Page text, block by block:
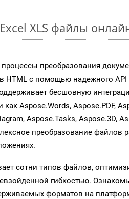
XLS файлы
преобразования
HTML с помощью надежного API
бесшовную
Aspose.Words, Aspose.PDF,
Aspose.Tasks, Aspose.3D,
преобразование файлов
сотни типов файлов,
гибкостью.
форматов на